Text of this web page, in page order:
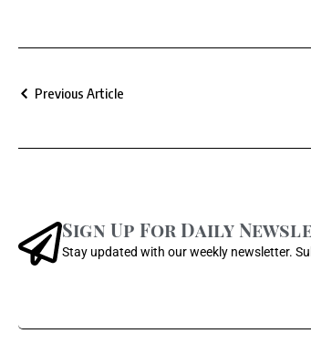
Previous Article
Sign Up For Daily
Stay updated with our weekly newsletter.